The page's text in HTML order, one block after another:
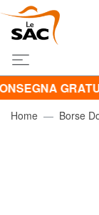
Home Borse